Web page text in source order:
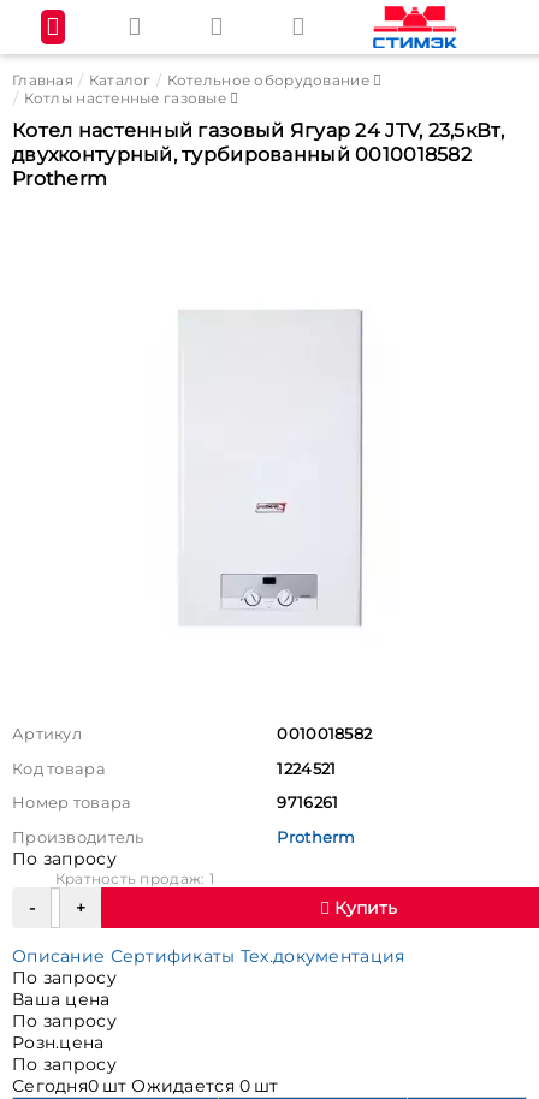
Главная Каталог
Котельное оборудование
Котлы настенные газовые
Котел настенный газовый Ягуар 24 JTV, 23,5кВт,
двухконтурный, турбированный 0010018582
Protherm
Артикул
0010018582
Код товара
1224521
Номер товара
9716261
Производитель
Protherm
По запросу
Кратность продаж: 1
Купить
Описание Сертификаты Тех.документация
По запросу
Ваша цена
По запросу
Розн.цена
По запросу
Сегодня0 шт Ожидается 0 шт